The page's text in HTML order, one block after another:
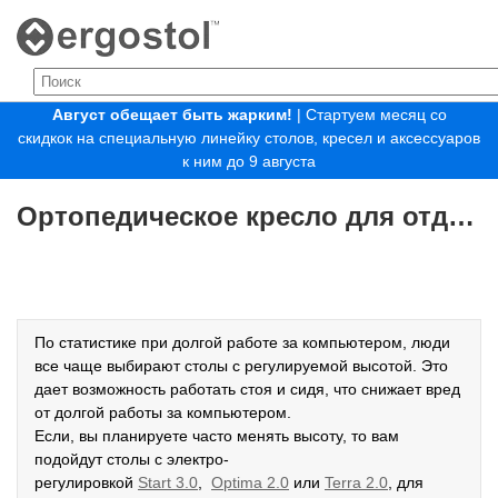
Август обещает быть жарким! | Стартуем месяц со
скидкок на специальную линейку столов, кресел и аксессуаров
к ним до 9 августа
Ортопедическое кресло для отдыха
По статистике при долгой работе за компьютером, люди
все чаще выбирают столы с регулируемой высотой. Это
дает возможность работать стоя и сидя, что снижает вред
от долгой работы за компьютером.
Если, вы планируете часто менять высоту, то вам
подойдут столы с электро-
регулировкой Start 3.0 Optima 2.0 или Terra 2.0 , для